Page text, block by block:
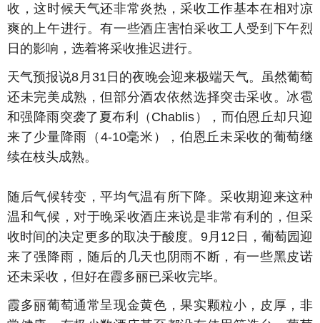
收，这时候天气还非常炎热，采收工作基本在相对凉
爽的上午进行。有一些酒庄害怕采收工人受到下午烈
日的影响，选着将采收推迟进行。
天气预报说8月31日的夜晚会迎来极端天气。虽然葡萄
还未完美成熟，但部分酒农依然选择突击采收。冰雹
和强降雨突袭了夏布利（Chablis），而伯恩丘却只迎
来了少量降雨（4-10毫米），伯恩丘未采收的葡萄继
续在枝头成熟。
随后气候转变，平均气温有所下降。采收期迎来这种
温和气候，对于晚采收酒庄来说是非常有利的，但采
收时间的决定更多的取决于酸度。9月12日，葡萄园迎
来了强降雨，随后的几天也阴雨不断，有一些黑皮诺
还未采收，但好在霞多丽已采收完毕。
霞多丽葡萄通常呈现金黄色，果实颗粒小，皮厚，非